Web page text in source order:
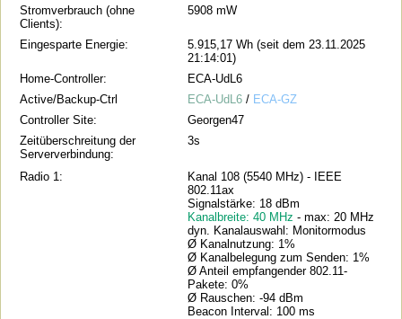
Stromverbrauch (ohne
Clients):
5908 mW
Eingesparte Energie:
5.915,17 Wh (seit dem 23.11.2025
21:14:01)
Home-Controller:
ECA-UdL6
Active/Backup-Ctrl
ECA-UdL6 / ECA-GZ
Controller Site:
Georgen47
Zeitüberschreitung der
Serververbindung:
3s
Radio 1:
Kanal 108 (5540 MHz) - IEEE
802.11ax
Signalstärke: 18 dBm
Kanalbreite: 40 MHz- max: 20 MHz
dyn. Kanalauswahl: Monitormodus
Ø Kanalnutzung: 1%
Ø Kanalbelegung zum Senden: 1%
Ø Anteil empfangender 802.11-
Pakete: 0%
Ø Rauschen: -94 dBm
Beacon Interval: 100 ms